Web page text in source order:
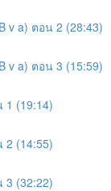
v a) ตอน 2 (28:43)
v a) ตอน 3 (15:59)
1 (19:14)
2 (14:55)
3 (32:22)